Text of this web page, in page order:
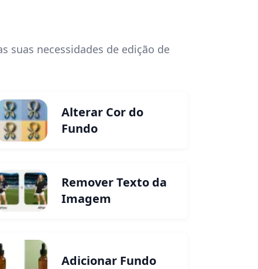
suas necessidades de edição de
Alterar Cor do
Fundo
Remover Texto da
Imagem
Adicionar Fundo